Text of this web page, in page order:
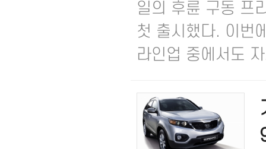
일의 후륜 구동 프
첫 출시했다. 이번
라인업 중에서도